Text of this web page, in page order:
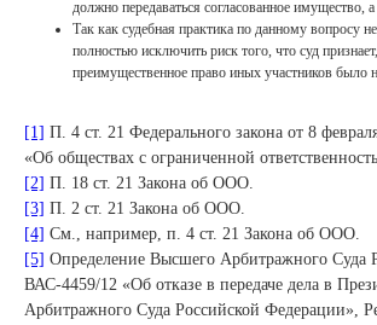
должно передаваться согласованное имущество, а
Так как судебная практика по данному вопросу
полностью исключить риск того, что суд
преимущественное право иных участников было
[1] П. 4 ст. 21 Федерального закона от 8
«Об обществах с ограниченной
[2] П. 18 ст. 21 Закона об ООО.
[3] П. 2 ст. 21 Закона об ООО.
[4] См., например, п. 4 ст. 21 Закона об ООО.
[5] Определение Высшего Арбитражного
ВАС-4459/12 «Об отказе в передаче дела в
Арбитражного Суда Российской Федерации»,
open@lch.legal
г. Москва, Бизнес-центр «Грузинка 30»,
Большая Грузинская ул., д. 30А, с.1.
Связаться с нами
Контакт пресс-службы:
marketing@lch.legal